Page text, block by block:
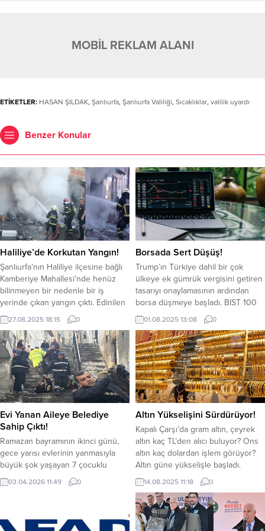
MOBİL REKLAM ALANI
ETİKETLER: HASAN ŞILDAK, Şanlıurfa, Şanlıurfa Valiliği, Sıcaklıklar, valilik uyardı
Benzer Konular
Haliliye’de Korkutan Yangın!
Şanlıurfa’nın Haliliye ilçesine bağlı
Kamberiye Mahallesi’nde henüz
bilinmeyen bir nedenle bir iş
yerinde çıkan yangın çıktı. Edinilen
bilgiye göre, Kamberiye
Mahallesi’nde bulunan bir iş
yerinde henüz belirlenemeyen bir
nedenle yangın çıktı. Yangını fark
eden çevredeki vatandaşların
ihbarı üzerine olay yerine Şanlıurfa
Büyükşehir Belediyesi İtfaiye
ekipleri sevk edildi. Kısa sürede
bölgeye...
27.08.2025 18:15 0
Borsada Sert Düşüş!
Trump’ın Türkiye dahil bir çok
ülkeye ek gümrük vergisini getiren
tasarıyı onaylamasının ardından
borsa düşmeye başladı. BIST 100
endeksi ve BİST 30 endeksi güne
kaç puanla başladı? Amerika
Birleşik Devletleri Başkanı (ABD),
Donald Trump’ın Türkiye’ye yüzde
15 gümrük vergisini onaylamasının
ardından Borsa İstanbul (BİST)
düşmeye başladı. BIST 100 endeksi
bugün...
01.08.2025 13:08 0
Evi Yanan Aileye Belediye
Sahip Çıktı!
Ramazan bayramının ikinci günü,
gece yarısı evlerinin yanmasıyla
büyük şok yaşayan 7 çocuklu
aileye, Eyyübiye Belediyesi sahip
çıktı. Aileyi ziyaret ederek
Müdürlüğü, evde temizlik
03.04.2026 11:49 0
Altın Yükselişini Sürdürüyor!
Kapalı Çarşı’da gram altın, çeyrek
altın kaç TL’den alıcı buluyor? Ons
altın kaç dolardan işlem görüyor?
Altın güne yükselişle başladı.
Güvenli liman olarak bilinen altında
hareketlilik devam ediyor. Amerika
Birleşik Devletleri (ABD) Merkez
Bankası Fed’in faiz indirimine dair
beklentiler her geçen gün giderek
14.08.2025 11:18 0